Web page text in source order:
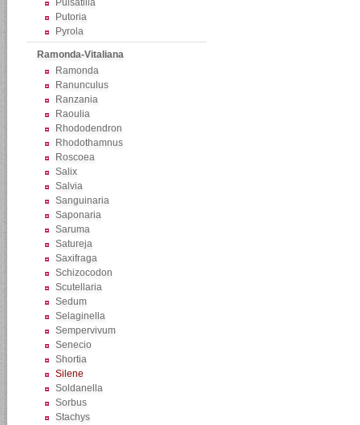
Pulsatilla
Putoria
Pyrola
Ramonda-Vitaliana
Ramonda
Ranunculus
Ranzania
Raoulia
Rhododendron
Rhodothamnus
Roscoea
Salix
Salvia
Sanguinaria
Saponaria
Saruma
Satureja
Saxifraga
Schizocodon
Scutellaria
Sedum
Selaginella
Sempervivum
Senecio
Shortia
Silene
Soldanella
Sorbus
Stachys